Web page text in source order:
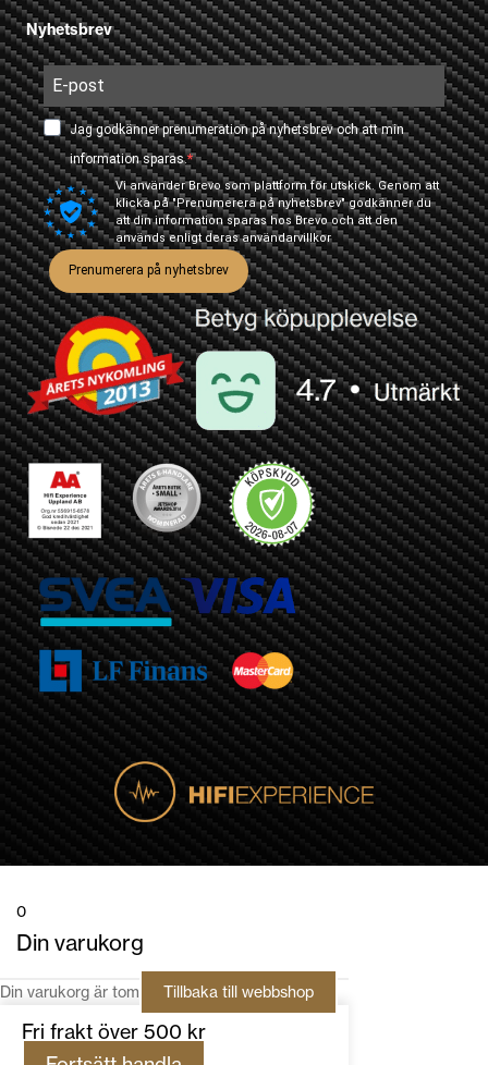
Nyhetsbrev
Jag godkänner prenumeration på nyhetsbrev och att min
information sparas.
Vi använder Brevo som plattform för utskick. Genom att
klicka på "Prenumerera på nyhetsbrev" godkänner du
att din information sparas hos Brevo och att den
används enligt derasanvändarvillkor
Prenumerera på nyhetsbrev
0
Din varukorg
Din varukorg är tom Tillbaka till webbshop
Fri frakt över 500 kr